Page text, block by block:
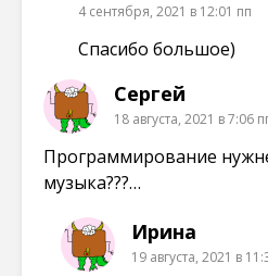
4 сентября, 2021 в 12:01 пп
Спасибо большое)
Сергей
18 августа, 2021 в 7:06
Программирование
музыка???…
Ирина
19 августа, 2021 в